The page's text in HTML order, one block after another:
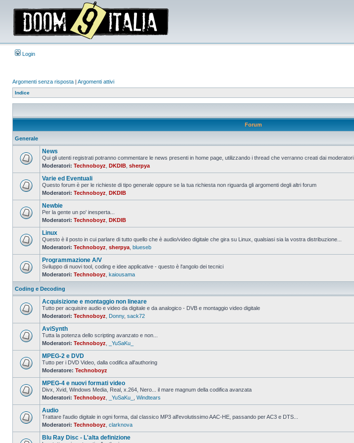
Login
Argomenti senza risposta | Argomenti attivi
Indice
Forum
Generale
Nessun
messaggio
da
leggere
News
Qui gli utenti registrati potranno commentare le news presenti in home page, utilizzando i thread che verranno creati dai moderatori
Moderatori: Technoboyz DKDIB sherpya
Nessun
messaggio
da
leggere
Varie ed Eventuali
Questo forum è per le richieste di tipo generale oppure se la tua richiesta non riguarda gli argomenti degli altri forum
Moderatori: Technoboyz DKDIB
Nessun
messaggio
leggere
Newbie
Per la gente un po' inesperta...
Moderatori: Technoboyz DKDIB
Nessun
messaggio
da
leggere
Linux
Questo è il posto in cui parlare di tutto quello che è audio/video digitale che gira su Linux, qualsiasi sia la vostra distribuzione...
Moderatori: Technoboyz sherpya blueseb
Nessun
messaggio
da
leggere
Programmazione A/V
Sviluppo di nuovi tool, coding e idee applicative - questo è l'angolo dei tecnici
Moderatori: Technoboyz kaiousama
Coding e Decoding
Nessun
messaggio
da
leggere
Acquisizione e montaggio non lineare
Tutto per acquisire audio e video da digitale e da analogico - DVB e montaggio video digitale
Moderatori: Technoboyz Donny, sack72
Nessun
messaggio
da
leggere
AviSynth
Tutta la potenza dello scripting avanzato e non...
Moderatori: Technoboyz _YuSaKu_
Nessun
messaggio
da
leggere
MPEG-2 e DVD
Tutto per i DVD Video, dalla codifica all'authoring
Moderatore: Technoboyz
Nessun
messaggio
da
leggere
MPEG-4 e nuovi formati video
Divx, Xvid, Windows Media, Real, x.264, Nero... il mare magnum della codifica avanzata
Moderatori: Technoboyz _YuSaKu_ Windtears
Nessun
messaggio
da
Audio
Trattare l'audio digitale in ogni forma, dal classico MP3 all'evolutissimo AAC-HE, passando per AC3 e DTS...
Moderatori: Technoboyz clarknova
Blu Ray Disc - L'alta definizione